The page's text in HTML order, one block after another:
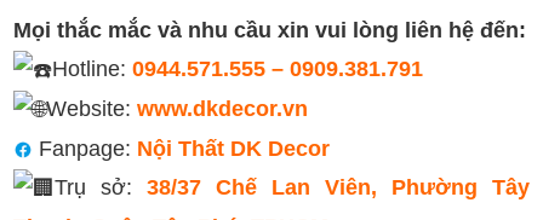
Mọi thắc mắc và nhu cầu xin vui lòng liên hệ đến:
Hotline:0944.571.555 – 0909.381.791
Website: www.dkdecor.vn
Fanpage: Nội Thất DK Decor
Trụ sở:38/37 Chế Lan Viên, Phường Tây